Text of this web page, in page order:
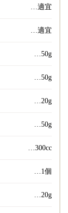
…適宜
…適宜
…50g
…50g
…20g
…50g
…300cc
…1個
…20g